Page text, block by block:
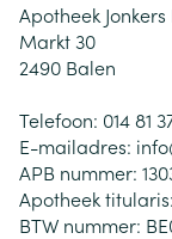
Apotheek Jonkers
Markt 30
2490 Balen
Telefoon: 014 81
E-mailadres:
APB nummer:
Apotheek titularis:
BTW nummer: